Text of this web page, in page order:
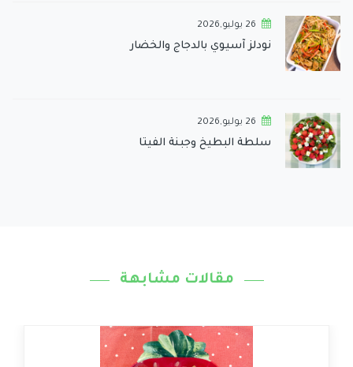
26 يوليو,2026
نودلز آسيوي بالدجاج والخضار
26 يوليو,2026
سلطة البطيخ وجبنة الفيتا
مقالات مشابهة